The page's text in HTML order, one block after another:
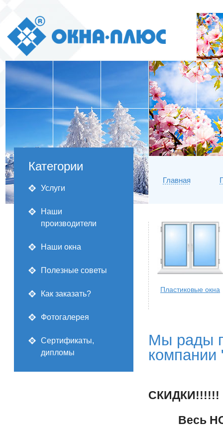
Категории
Услуги
Наши
производители
Наши окна
Полезные советы
Как заказать?
Фотогалерея
Сертификаты,
дипломы
Главная
Пластиковые окна
Мы рады
СКИДКИ!!!!!!
Весь